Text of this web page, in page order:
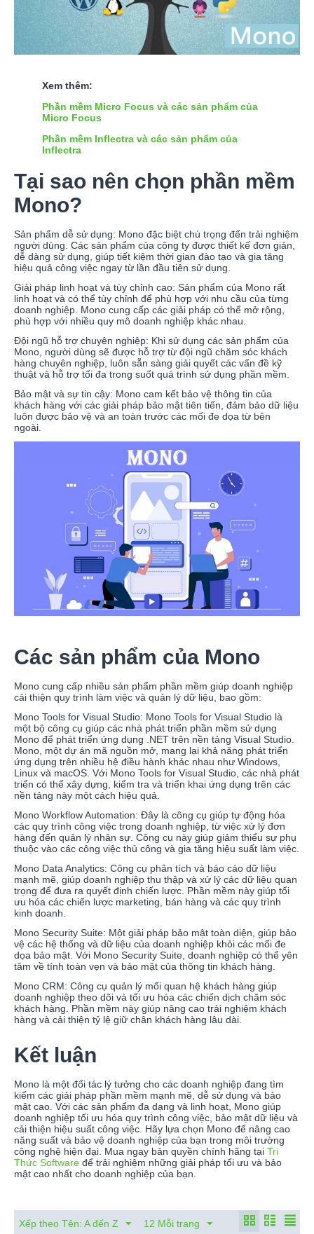
Xem thêm:
Phần mềm Micro Focus và các sản phẩm của
Micro Focus
Phần mềm Inflectra và các sản phẩm của
Inflectra
Tại sao nên chọn phần mềm
Mono?
Sản phẩm dễ sử dụng: Mono đặc biệt chú trọng đến trải nghiệm
người dùng. Các sản phẩm của công ty được thiết kế đơn giản,
dễ dàng sử dụng, giúp tiết kiệm thời gian đào tạo và gia tăng
hiệu quả công việc ngay từ lần đầu tiên sử dụng.
Giải pháp linh hoạt và tùy chỉnh cao: Sản phẩm của Mono rất
linh hoạt và có thể tùy chỉnh để phù hợp với nhu cầu của từng
doanh nghiệp. Mono cung cấp các giải pháp có thể mở rộng,
phù hợp với nhiều quy mô doanh nghiệp khác nhau.
Đội ngũ hỗ trợ chuyên nghiệp: Khi sử dụng các sản phẩm của
Mono, người dùng sẽ được hỗ trợ từ đội ngũ chăm sóc khách
hàng chuyên nghiệp, luôn sẵn sàng giải quyết các vấn đề kỹ
thuật và hỗ trợ tối đa trong suốt quá trình sử dụng phần mềm.
Bảo mật và sự tin cậy: Mono cam kết bảo vệ thông tin của
khách hàng với các giải pháp bảo mật tiên tiến, đảm bảo dữ liệu
luôn được bảo vệ và an toàn trước các mối đe dọa từ bên
ngoài.
Các sản phẩm của Mono
Mono cung cấp nhiều sản phẩm phần mềm giúp doanh nghiệp
cải thiện quy trình làm việc và quản lý dữ liệu, bao gồm:
Mono Tools for Visual Studio: Mono Tools for Visual Studio là
một bộ công cụ giúp các nhà phát triển phần mềm sử dụng
Mono để phát triển ứng dụng .NET trên nền tảng Visual Studio.
Mono, một dự án mã nguồn mở, mang lại khả năng phát triển
ứng dụng trên nhiều hệ điều hành khác nhau như Windows,
Linux và macOS. Với Mono Tools for Visual Studio, các nhà phát
triển có thể xây dựng, kiểm tra và triển khai ứng dụng trên các
nền tảng này một cách hiệu quả.
Mono Workflow Automation: Đây là công cụ giúp tự động hóa
các quy trình công việc trong doanh nghiệp, từ việc xử lý đơn
hàng đến quản lý nhân sự. Công cụ này giúp giảm thiểu sự phụ
thuộc vào các công việc thủ công và gia tăng hiệu suất làm việc.
Mono Data Analytics: Công cụ phân tích và báo cáo dữ liệu
mạnh mẽ, giúp doanh nghiệp thu thập và xử lý các dữ liệu quan
trọng để đưa ra quyết định chiến lược. Phần mềm này giúp tối
ưu hóa các chiến lược marketing, bán hàng và các quy trình
kinh doanh.
Mono Security Suite: Một giải pháp bảo mật toàn diện, giúp bảo
vệ các hệ thống và dữ liệu của doanh nghiệp khỏi các mối đe
dọa bảo mật. Với Mono Security Suite, doanh nghiệp có thể yên
tâm về tính toàn vẹn và bảo mật của thông tin khách hàng.
Mono CRM: Công cụ quản lý mối quan hệ khách hàng giúp
doanh nghiệp theo dõi và tối ưu hóa các chiến dịch chăm sóc
khách hàng. Phần mềm này giúp nâng cao trải nghiệm khách
hàng và cải thiện tỷ lệ giữ chân khách hàng lâu dài.
Kết luận
Mono là một đối tác lý tưởng cho các doanh nghiệp đang tìm
kiếm các giải pháp phần mềm mạnh mẽ, dễ sử dụng và bảo
mật cao. Với các sản phẩm đa dạng và linh hoạt, Mono giúp
doanh nghiệp tối ưu hóa quy trình công việc, bảo mật dữ liệu và
cải thiện hiệu suất công việc. Hãy lựa chọn Mono để nâng cao
năng suất và bảo vệ doanh nghiệp của bạn trong môi trường
công nghệ hiện đại. Mua ngay bản quyền chính hãng tại Tri
Thức Software để trải nghiệm những giải pháp tối ưu và bảo
mật cao nhất cho doanh nghiệp của bạn.
Xếp theo Tên: A đến Z 12 Mỗi trang